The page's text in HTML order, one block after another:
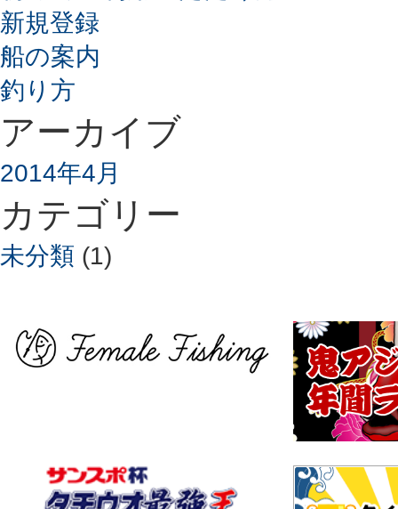
新規登録
船の案内
釣り方
アーカイブ
2014年4月
カテゴリー
未分類 (1)